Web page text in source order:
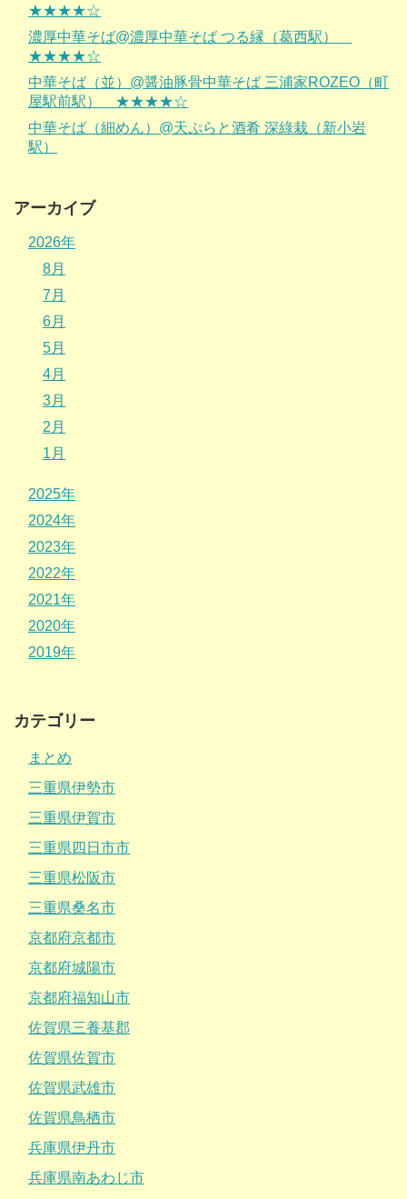
★★★★☆
濃厚中華そば@濃厚中華そば つる縁（葛西駅）
★★★★☆
中華そば（並）@醤油豚骨中華そば 三浦家ROZEO（町
屋駅前駅） ★★★★☆
中華そば（細めん）@天ぷらと酒肴 深綠栽（新小岩
駅）
アーカイブ
2026年
8月
7月
6月
5月
4月
3月
2月
1月
2025年
2024年
2023年
2022年
2021年
2020年
2019年
カテゴリー
まとめ
三重県伊勢市
三重県伊賀市
三重県四日市市
三重県松阪市
三重県桑名市
京都府京都市
京都府城陽市
京都府福知山市
佐賀県三養基郡
佐賀県佐賀市
佐賀県武雄市
佐賀県鳥栖市
兵庫県伊丹市
兵庫県南あわじ市